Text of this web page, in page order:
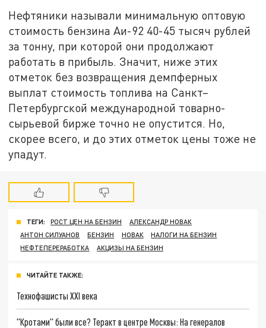
Нефтяники называли минимальную оптовую
стоимость бензина Аи-92 40-45 тысяч рублей
за тонну, при которой они продолжают
работать в прибыль. Значит, ниже этих
отметок без возвращения демпферных
выплат стоимость топлива на Санкт–
Петербургской международной товарно-
сырьевой бирже точно не опустится. Но,
скорее всего, и до этих отметок цены тоже не
упадут.
ТЕГИ: РОСТ ЦЕН НА БЕНЗИН
АЛЕКСАНДР НОВАК
АНТОН СИЛУАНОВ
БЕНЗИН НОВАК
НАЛОГИ НА БЕНЗИН
НЕФТЕПЕРЕРАБОТКА
АКЦИЗЫ НА БЕНЗИН
ЧИТАЙТЕ ТАКЖЕ:
Технофашисты XXI века
"Кротами" были все? Теракт в центре Москвы: На генералов